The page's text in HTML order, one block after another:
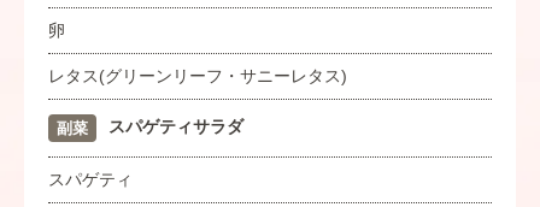
卵
レタス(グリーンリーフ・サニーレタス)
副菜 スパゲティサラダ
スパゲティ